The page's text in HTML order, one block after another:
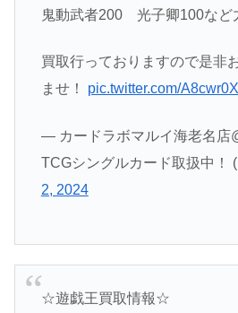
鬼動武者200 光子卿100など
買取行っておりますので是非
ませ！ pic.twitter.com/
— カードラボマルイ海老名店
TCGシングルカード取扱中！
2, 2024
☆遊戯王買取情報☆